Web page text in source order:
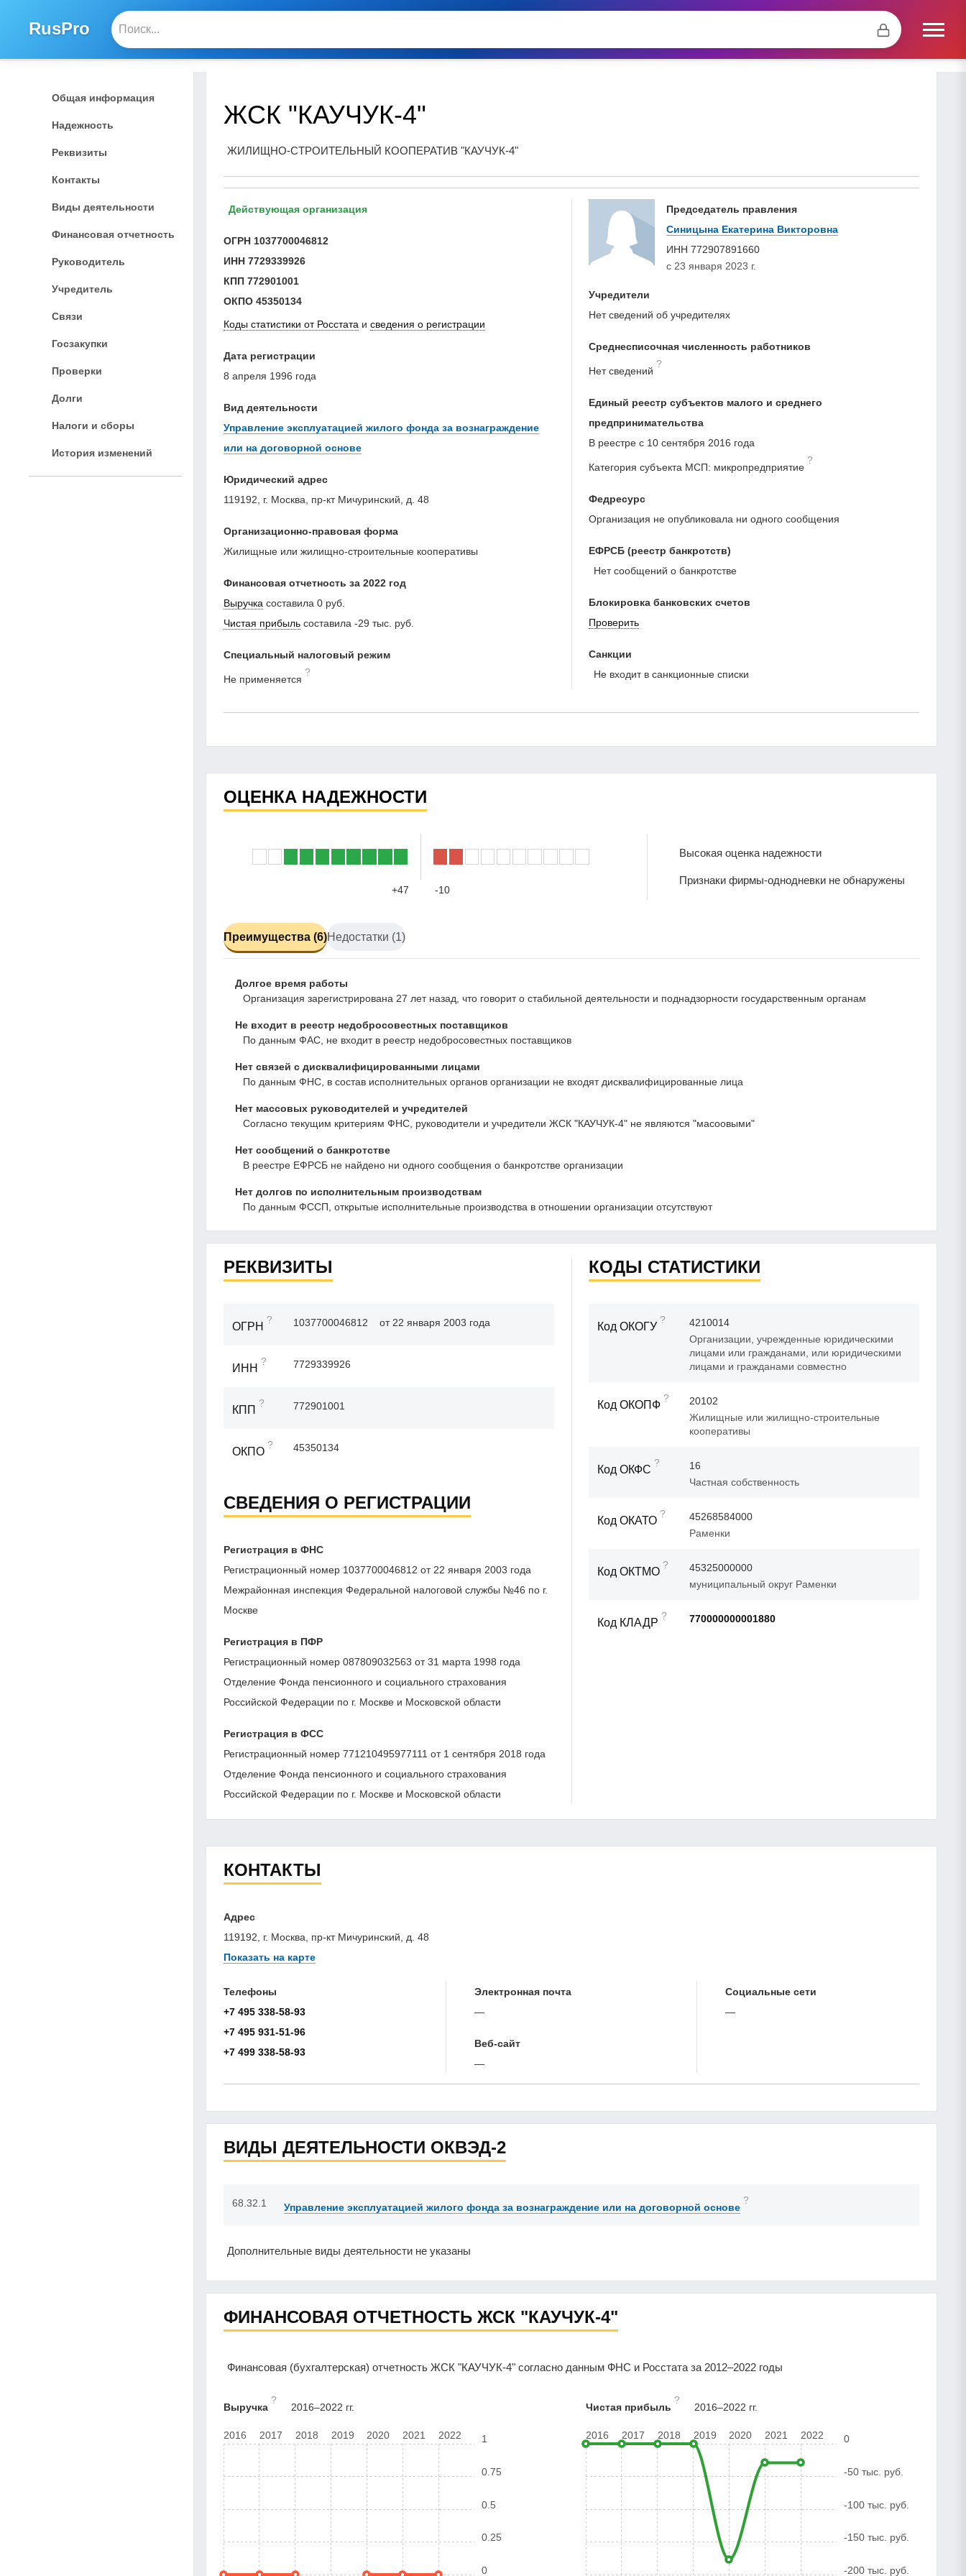
RusPro
Общая информация
Надежность
Реквизиты
Контакты
Виды деятельности
Финансовая отчетность
Руководитель
Учредитель
Связи
Госзакупки
Проверки
Долги
Налоги и сборы
История изменений
ЖСК "КАУЧУК-4"
ЖИЛИЩНО-СТРОИТЕЛЬНЫЙ КООПЕРАТИВ "КАУЧУК-4"
Действующая организация
ОГРН 1037700046812
ИНН 7729339926
КПП 772901001
ОКПО 45350134
Коды статистики от Росстата и сведения о регистрации
Дата регистрации
8 апреля 1996 года
Вид деятельности
Управление эксплуатацией жилого фонда за вознаграждение
или на договорной основе
Юридический адрес
119192, г. Москва, пр-кт Мичуринский, д. 48
Организационно-правовая форма
Жилищные или жилищно-строительные кооперативы
Финансовая отчетность за 2022 год
Выручка составила 0 руб.
Чистая прибыль составила -29 тыс. руб.
Специальный налоговый режим
Не применяется
?
Председатель правления
Синицына Екатерина Викторовна
ИНН 772907891660
с 23 января 2023 г.
Учредители
Нет сведений об учредителях
Среднесписочная численность работников
Нет сведений
?
Единый реестр субъектов малого и среднего
предпринимательства
В реестре с 10 сентября 2016 года
Категория субъекта МСП: микропредприятие
?
Федресурс
Организация не опубликовала ни одного сообщения
ЕФРСБ (реестр банкротств)
Нет сообщений о банкротстве
Блокировка банковских счетов
Проверить
Санкции
Не входит в санкционные списки
ОЦЕНКА НАДЕЖНОСТИ
+47 -10
Высокая оценка надежности
Признаки фирмы-однодневки не обнаружены
Преимущества (6)Недостатки (1)
Долгое время работы
Организация зарегистрирована 27 лет назад, что говорит о стабильной деятельности и поднадзорности государственным органам
Не входит в реестр недобросовестных поставщиков
По данным ФАС, не входит в реестр недобросовестных поставщиков
Нет связей с дисквалифицированными лицами
По данным ФНС, в состав исполнительных органов организации не входят дисквалифицированные лица
Нет массовых руководителей и учредителей
Согласно текущим критериям ФНС, руководители и учредители ЖСК "КАУЧУК-4" не являются "масоовыми"
Нет сообщений о банкротстве
В реестре ЕФРСБ не найдено ни одного сообщения о банкротстве организации
Нет долгов по исполнительным производствам
По данным ФССП, открытые исполнительные производства в отношении организации отсутствуют
РЕКВИЗИТЫ
ОГРН
? 1037700046812 от 22 января 2003 года
ИНН
? 7729339926
КПП
? 772901001
ОКПО
? 45350134
СВЕДЕНИЯ О РЕГИСТРАЦИИ
Регистрация в ФНС
Регистрационный номер 1037700046812 от 22 января 2003 года
Межрайонная инспекция Федеральной налоговой службы №46 по г.
Москве
Регистрация в ПФР
Регистрационный номер 087809032563 от 31 марта 1998 года
Отделение Фонда пенсионного и социального страхования
Российской Федерации по г. Москве и Московской области
Регистрация в ФСС
Регистрационный номер 771210495977111 от 1 сентября 2018 года
Отделение Фонда пенсионного и социального страхования
Российской Федерации по г. Москве и Московской области
КОДЫ СТАТИСТИКИ
Код ОКОГУ
?
4210014
Организации, учрежденные юридическими
лицами или гражданами, или юридическими
лицами и гражданами совместно
Код ОКОПФ
?
20102
Жилищные или жилищно-строительные
кооперативы
Код ОКФС
?
16
Частная собственность
Код ОКАТО
?
45268584000
Раменки
Код ОКТМО
?
45325000000
муниципальный округ Раменки
Код КЛАДР
? 770000000001880
КОНТАКТЫ
Адрес
119192, г. Москва, пр-кт Мичуринский, д. 48
Показать на карте
Телефоны
+7 495 338-58-93
+7 495 931-51-96
+7 499 338-58-93
Электронная почта
—
Веб-сайт
—
Cоциальные сети
—
ВИДЫ ДЕЯТЕЛЬНОСТИ ОКВЭД-2
68.32.1 Управление эксплуатацией жилого фонда за вознаграждение или на договорной основе
?
Дополнительные виды деятельности не указаны
ФИНАНСОВАЯ ОТЧЕТНОСТЬ ЖСК "КАУЧУК-4"
Финансовая (бухгалтерская) отчетность ЖСК "КАУЧУК-4" согласно данным ФНС и Росстата за 2012–2022 годы
Выручка
?
2016–2022 гг.
2016 2017 2018 2019 2020 2021 2022
0
0.25
0.5
0.75
1
Чистая прибыль
?
2016–2022 гг.
2016 2017 2018 2019 2020 2021 2022
-200 тыс. руб.
-150 тыс. руб.
-100 тыс. руб.
-50 тыс. руб.
0